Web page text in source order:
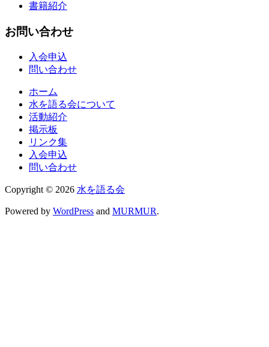
書籍紹介
お問い合わせ
入会申込
問い合わせ
ホーム
水を語る会について
活動紹介
掲示板
リンク集
入会申込
問い合わせ
Copyright © 2026 水を語る会
Powered by WordPress and MURMUR.